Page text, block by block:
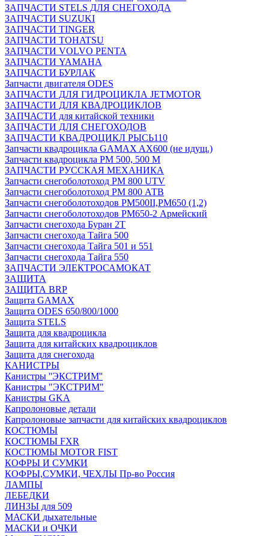
ЗАПЧАСТИ STELS ДЛЯ СНЕГОХОДА
ЗАПЧАСТИ SUZUKI
ЗАПЧАСТИ TINGER
ЗАПЧАСТИ TOHATSU
ЗАПЧАСТИ VOLVO PENTA
ЗАПЧАСТИ YAMAHA
ЗАПЧАСТИ БУРЛАК
Запчасти двигателя ODES
ЗАПЧАСТИ ДЛЯ ГИДРОЦИКЛА JETMOTOR
ЗАПЧАСТИ ДЛЯ КВАДРОЦИКЛОВ
ЗАПЧАСТИ для китайской техники
ЗАПЧАСТИ ДЛЯ СНЕГОХОДОВ
ЗАПЧАСТИ КВАДРОЦИКЛ РЫСЬ110
Запчасти квадроцикла GAMAX AX600 (не идущ.)
Запчасти квадроцикла РМ 500, 500 М
ЗАПЧАСТИ РУССКАЯ МЕХАНИКА
Запчасти снегоболотоход РМ 800 UTV
Запчасти снегоболотоход РМ 800 АТВ
Запчасти снегоболотоходов РМ500II,РМ650 (1,2)
Запчасти снегоболотоходов РМ650-2 Армейский
Запчасти снегохода Буран 2Т
Запчасти снегохода Тайга 500
Запчасти снегохода Тайга 501 и 551
Запчасти снегохода Тайга 550
ЗАПЧАСТИ ЭЛЕКТРОСАМОКАТ
ЗАЩИТА
ЗАЩИТА BRP
Защита GAMAX
Защита ODES 650/800/1000
Защита STELS
Защита для квадроцикла
Защита для китайских квадроциклов
Защита для снегохода
КАНИСТРЫ
Канистры ''ЭКСТРИМ''
Канистры "ЭКСТРИМ"
Канистры GKA
Капролоновые детали
Капролоновые запчасти для китайских квадроциклов
КОСТЮМЫ
КОСТЮМЫ FXR
КОСТЮМЫ MOTOR FIST
КОФРЫ И СУМКИ
КОФРЫ,СУМКИ, ЧЕХЛЫ Пр-во Россия
ЛАМПЫ
ЛЕБЕДКИ
ЛИНЗЫ для 509
МАСКИ дыхательные
МАСКИ и ОЧКИ